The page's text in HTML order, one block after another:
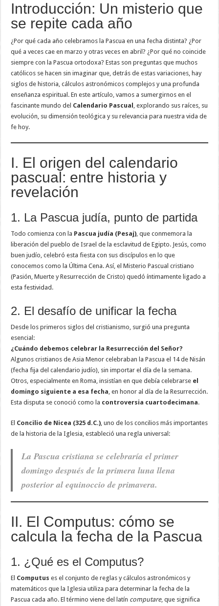
Introducción: Un misterio que
se repite cada año
¿Por qué cada año celebramos la Pascua en una fecha distinta? ¿Por
qué a veces cae en marzo y otras veces en abril? ¿Por qué no coincide
siempre con la Pascua ortodoxa? Estas son preguntas que muchos
católicos se hacen sin imaginar que, detrás de estas variaciones, hay
siglos de historia, cálculos astronómicos complejos y una profunda
enseñanza espiritual. En este artículo, vamos a sumergirnos en el
fascinante mundo del Calendario Pascual , explorando sus raíces, su
evolución, su dimensión teológica y su relevancia para nuestra vida de
fe hoy.
I. El origen del calendario
pascual: entre historia y
revelación
1. La Pascua judía, punto de partida
Todo comienza con la Pascua judía (Pesaj), que conmemora la
liberación del pueblo de Israel de la esclavitud de Egipto. Jesús, como
buen judío, celebró esta fiesta con sus discípulos en lo que
conocemos como la Última Cena. Así, el Misterio Pascual cristiano
(Pasión, Muerte y Resurrección de Cristo) quedó íntimamente ligado a
esta festividad.
2. El desafío de unificar la fecha
Desde los primeros siglos del cristianismo, surgió una pregunta
esencial:
¿Cuándo debemos celebrar la Resurrección del Señor?
Algunos cristianos de Asia Menor celebraban la Pascua el 14 de Nisán
(fecha fija del calendario judío), sin importar el día de la semana.
Otros, especialmente en Roma, insistían en que debía celebrarse el
domingo siguiente a esa fecha, en honor al día de la Resurrección.
Esta disputa se conoció como la controversia cuartodecimana.
El Concilio de Nicea (325 d.C.), uno de los concilios más importantes
de la historia de la Iglesia, estableció una regla universal:
La Pascua cristiana se celebraría el primer
domingo después de la primera luna llena
posterior al equinoccio de primavera.
II. El Computus: cómo se
calcula la fecha de la Pascua
1. ¿Qué es el Computus?
El Computus es el conjunto de reglas y cálculos astronómicos y
matemáticos que la Iglesia utiliza para determinar la fecha de la
Pascua cada año. El término viene del latín computare, que significa